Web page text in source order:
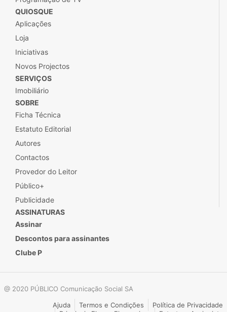
QUIOSQUE
Aplicações
Loja
Iniciativas
Novos Projectos
SERVIÇOS
Imobiliário
SOBRE
Ficha Técnica
Estatuto Editorial
Autores
Contactos
Provedor do Leitor
Público+
Publicidade
ASSINATURAS
Assinar
Descontos para assinantes
Clube P
@ 2020 PÚBLICO Comunicação Social SA
Ajuda
Termos e Condições
Política de Privacidade